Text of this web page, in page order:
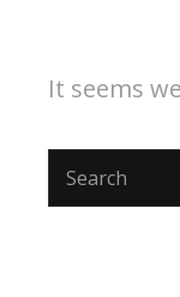
It seems
Search
for: